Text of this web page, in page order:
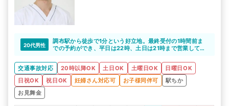
20代男性
調布駅から徒歩で1分という好立地。最終受付の1時間前ま
での予約ができ、平日は22時、土日は21時まで営業してい
交通事故対応
20時以降OK 土日OK 土曜日OK
日曜日OK
日祝OK
祝日OK 妊婦さん対応可 お子様同伴可
駅ちか
お見舞金